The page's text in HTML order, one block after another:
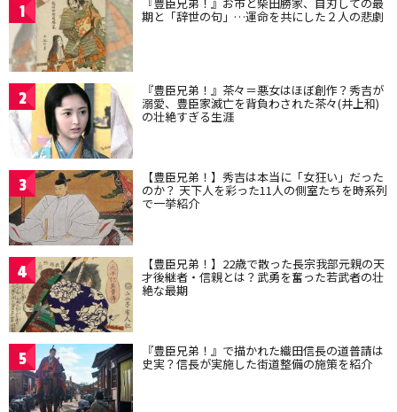
1 期と「辞世の句」…運命を共にした２人の悲劇
2 『豊臣兄弟！』茶々＝悪女はほぼ創作？秀吉が
溺愛、豊臣家滅亡を背負わされた茶々(井上和)
の壮絶すぎる生涯
3 【豊臣兄弟！】秀吉は本当に「女狂い」だった
のか？ 天下人を彩った11人の側室たちを時系列
で一挙紹介
4 【豊臣兄弟！】22歳で散った長宗我部元親の天
才後継者・信親とは？武勇を奮った若武者の壮
絶な最期
5 『豊臣兄弟！』で描かれた織田信長の道普請は
史実？信長が実施した街道整備の施策を紹介